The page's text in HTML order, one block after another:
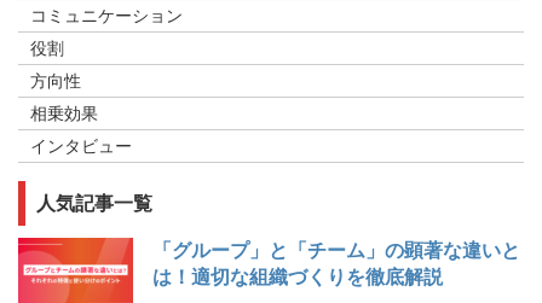
コミュニケーション
役割
方向性
相乗効果
インタビュー
人気記事一覧
「グループ」と「チーム」の顕著な違いと
は！適切な組織づくりを徹底解説